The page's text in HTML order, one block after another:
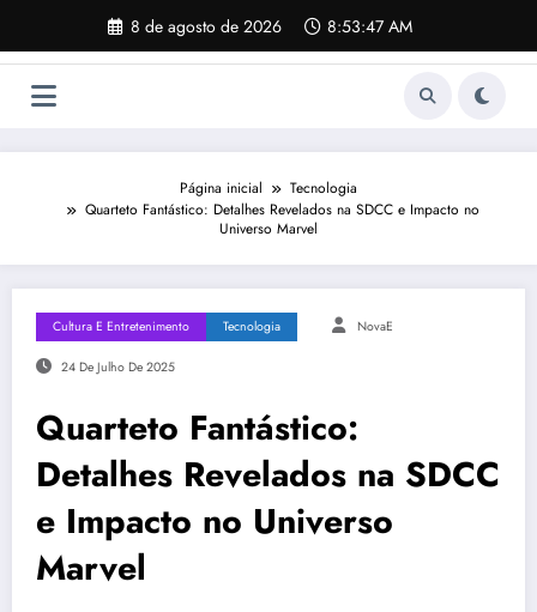
o
8 de agosto de 2026 8:53:48 AM
Página inicial
Tecnologia
Quarteto Fantástico: Detalhes Revelados na SDCC e Impacto no
Universo Marvel
Cultura E Entretenimento Tecnologia NovaE
24 De Julho De 2025
Quarteto Fantástico:
Detalhes Revelados na SDCC
e Impacto no Universo
Marvel